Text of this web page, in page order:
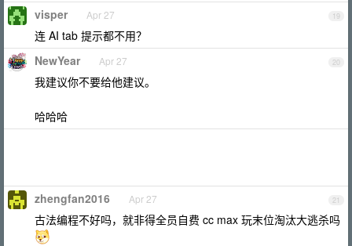
19
visper Apr 27
连 AI tab 提示都不用？
20
NewYear Apr 27
我建议你不要给他建议。
哈哈哈
21
zhengfan2016 Apr 27
古法编程不好吗，就非得全员自费 cc max 玩末位淘汰大逃杀吗